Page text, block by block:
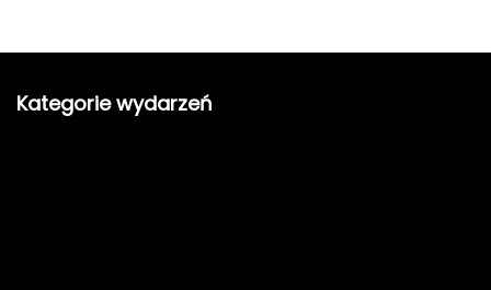
Kategorie wydarzeń